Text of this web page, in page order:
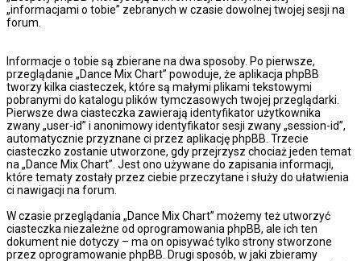
„informacjami o tobie” zebranych w czasie dowolnej twojej sesji na
forum.
Informacje o tobie są zbierane na dwa sposoby. Po pierwsze,
przeglądanie „Dance Mix Chart” powoduje, że aplikacja phpBB
tworzy kilka ciasteczek, które są małymi plikami tekstowymi
pobranymi do katalogu plików tymczasowych twojej przeglądarki.
Pierwsze dwa ciasteczka zawierają identyfikator użytkownika
zwany „user-id” i anonimowy identyfikator sesji zwany „session-id”,
automatycznie przyznane ci przez aplikację phpBB. Trzecie
ciasteczko zostanie utworzone, gdy przejrzysz chociaż jeden temat
na „Dance Mix Chart”. Jest ono używane do zapisania informacji,
które tematy zostały przez ciebie przeczytane i służy do ułatwienia
ci nawigacji na forum.
W czasie przeglądania „Dance Mix Chart” możemy też utworzyć
ciasteczka niezależne od oprogramowania phpBB, ale ich ten
dokument nie dotyczy – ma on opisywać tylko strony stworzone
przez oprogramowanie phpBB. Drugi sposób, w jaki zbieramy